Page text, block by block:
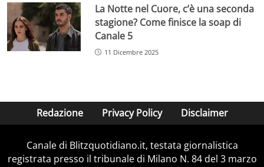
La Notte nel Cuore, c’è una seconda
stagione? Come finisce la soap di
Canale 5
11 Dicembre 2025
Redazione Privacy Policy Disclaimer
Canale di Blitzquotidiano.it, testata giornalistica
registrata presso il tribunale di Milano N. 84 del 3 marzo